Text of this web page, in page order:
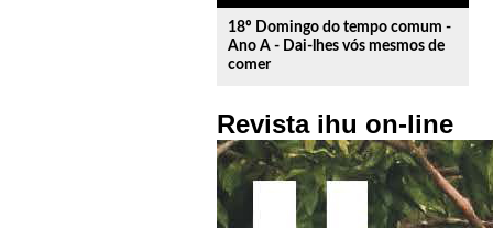
18º Domingo do tempo comum -
Ano A - Dai-lhes vós mesmos de
comer
Revista ihu on-line